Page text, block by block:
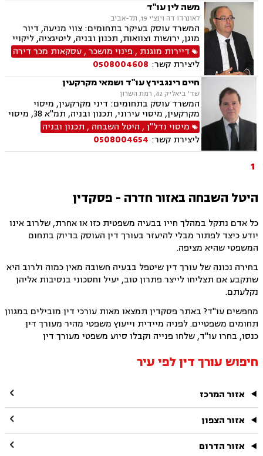
משה לין עו"ד
לאונרדו דה וינצ'י 19, תל-אביב
המשרד עוסק בעיקר בתחומים: צווי מניעה, דיור
מוגן, ירושות וצוואות, תכנון ובניה, ליטיגציה, ליקויי
בנייה, מושבים וקיבוצים, עסקאות מכר דירה, פינוי
בינוי, קבוצות רכישה, תמ"א 38, דיירות מוגנת, איכות
הסביבה, אפוטרופסות, היטל השבחה, פינוי מושכר,
צווי הריסה, רישוי עסקים, תביעות ירידת ערך, ייפוי
כוח מתמשך, תביעות לפיצוי לפי חוק המטרו
דיירות מוגנת , פינוי מושכר,עסקאות מכר דירה
ליצירת קשר: 0508004608
חיים רינגבירץ עו"ד ושמאי מקרקעין
שד' ביאליק 42, רמת השרון
המשרד עוסק בתחומים: דיני מקרקעין, מיסוי
מקרקעין, מיסוי עירוני, תכנון ובניה, תמ"א 38, מיסוי
נדל"ן, נדל"ן.
מיסוי נדל"ן, היטל השבחה , תכנון ובניה
ליצירת קשר: 0508004654
1
היטל השבחה באזור חדרה - פסקדין
כל אדם נתקל במהלך חייו בבעיה משפטית כזו או אחרת, שלרוב אינו
יודע כיצד לפתור מבלי להיעזר בעורך דין העוסק בדיוק בתחום
המשפטי שהיא מציפה.
בחירה נכונה של עורך דין שיטפל בבעיה חשובה מאין כמוה ולרוב היא
שתקבע אם תצליחו לייצר פתרון טוב, יעיל וחסכוני בנסיבות אליהן
נקלעתם.
מחפשים עו"ד? באתר פסקדין תמצאו מאות עורכי דין מובילים במגוון
תחומים משפטיים. לפניה מיידית וייעוץ משפטי מהיר מעורך דין
כנסו, בחרו עו"ד, שלחו פנייה וקבלו סיוע משפטי מעורך דין
חיפוש עורך דין לפי עיר
אזור המרכז 
אזור הצפון 
אזור הדרום 